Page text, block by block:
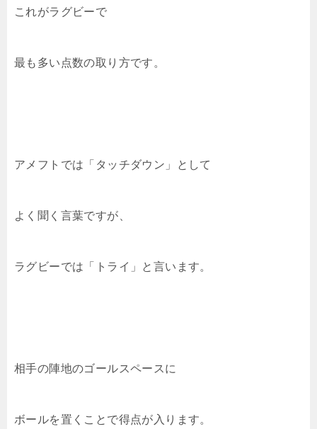
これがラグビーで
最も多い点数の取り方です。
アメフトでは「タッチダウン」として
よく聞く言葉ですが、
ラグビーでは「トライ」と言います。
相手の陣地のゴールスペースに
ボールを置くことで得点が入ります。